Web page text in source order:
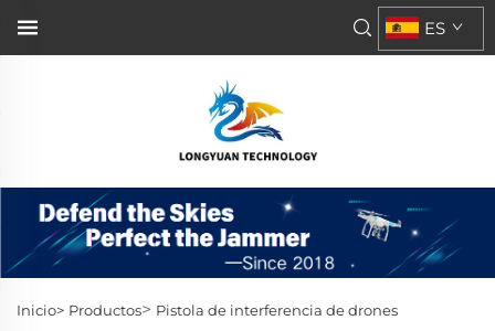
ES
Inicio> Productos> Pistola de interferencia de drones